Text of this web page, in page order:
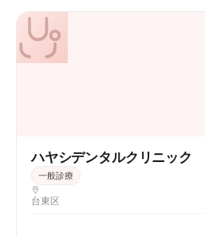
ハヤシデンタルクリニック
一般診療
台東区